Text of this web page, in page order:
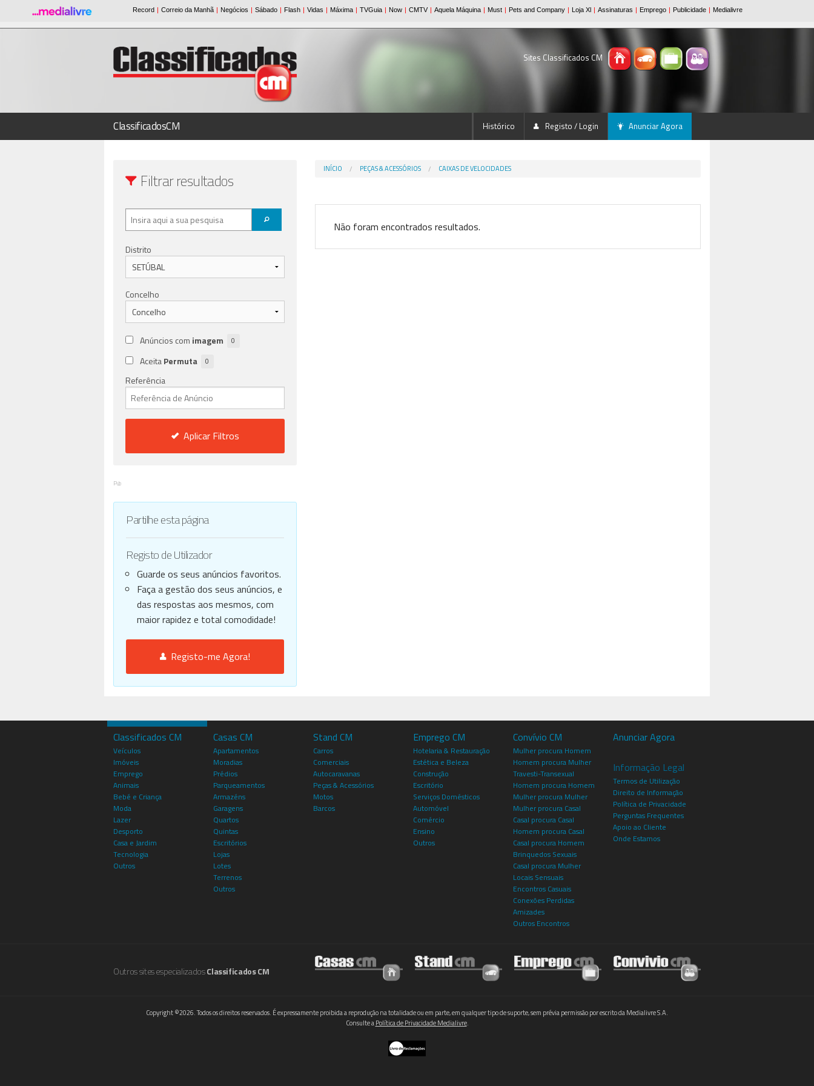
Sites Classificados CM
ClassificadosCM Histórico Registo / Login Anunciar Agora
INÍCIO PEÇAS & ACESSÓRIOS CAIXAS DE VELOCIDADES
Não foram encontrados resultados.
Filtrar resultados
Distrito
Concelho
Anúncios com imagem 0
AceitaPermuta 0
Referência
Aplicar Filtros
Pub
Partilhe esta página
Registo de Utilizador
Guarde os seus anúncios favoritos.
Faça a gestão dos seus anúncios, e
das respostas aos mesmos, com
maior rapidez e total comodidade!
Registo-me Agora!
Classificados CM
Veículos
Imóveis
Emprego
Animais
Bebé e Criança
Moda
Lazer
Desporto
Casa e Jardim
Tecnologia
Outros
Casas CM
Apartamentos
Moradias
Prédios
Parqueamentos
Armazéns
Garagens
Quartos
Quintas
Escritórios
Lojas
Lotes
Terrenos
Outros
Stand CM
Carros
Comerciais
Autocaravanas
Peças & Acessórios
Motos
Barcos
Emprego CM
Hotelaria & Restauração
Estética e Beleza
Construção
Escritório
Serviços Domésticos
Automóvel
Comércio
Ensino
Outros
Convívio CM
Mulher procura Homem
Homem procura Mulher
Travesti-Transexual
Homem procura Homem
Mulher procura Mulher
Mulher procura Casal
Casal procura Casal
Homem procura Casal
Casal procura Homem
Brinquedos Sexuais
Casal procura Mulher
Locais Sensuais
Encontros Casuais
Conexões Perdidas
Amizades
Outros Encontros
Anunciar Agora
Informação Legal
Termos de Utilização
Direito de Informação
Política de Privacidade
Perguntas Frequentes
Apoio ao Cliente
Onde Estamos
Outros sites especializadosClassificados CM
Copyright ©2026. Todos os direitos reservados. É expressamente proibida a reprodução na totalidade ou em parte, em qualquer tipo de suporte, sem prévia permissão por escrito da Medialivre S.A.
Consulte aPolítica de Privacidade Medialivre.